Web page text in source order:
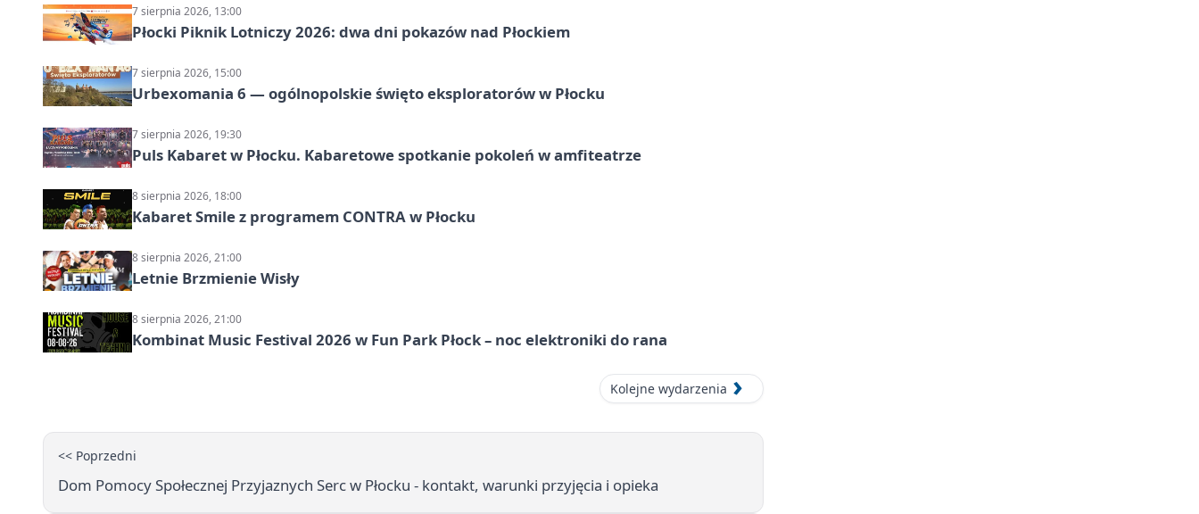
7 sierpnia 2026, 13:00
Płocki Piknik Lotniczy 2026: dwa dni pokazów nad Płockiem
7 sierpnia 2026, 15:00
Urbexomania 6 — ogólnopolskie święto eksploratorów w Płocku
7 sierpnia 2026, 19:30
Puls Kabaret w Płocku. Kabaretowe spotkanie pokoleń w amfiteatrze
8 sierpnia 2026, 18:00
Kabaret Smile z programem CONTRA w Płocku
8 sierpnia 2026, 21:00
Letnie Brzmienie Wisły
8 sierpnia 2026, 21:00
Kombinat Music Festival 2026 w Fun Park Płock – noc elektroniki do rana
Kolejne wydarzenia
<< Poprzedni
Dom Pomocy Społecznej Przyjaznych Serc w Płocku - kontakt, warunki przyjęcia i opieka